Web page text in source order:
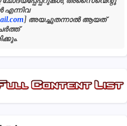
എന്നിവ
] അയച്ചുതന്നാൽ ആയത്